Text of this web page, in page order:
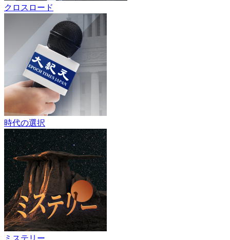
クロスロード
時代の選択